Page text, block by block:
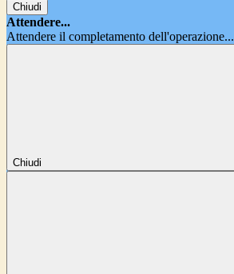
Chiudi
Attendere...
Attendere il completamento dell'operazione...
Chiudi